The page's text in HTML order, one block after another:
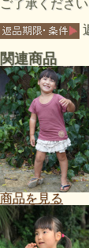
ご了承ください
関連商品
商品を見る